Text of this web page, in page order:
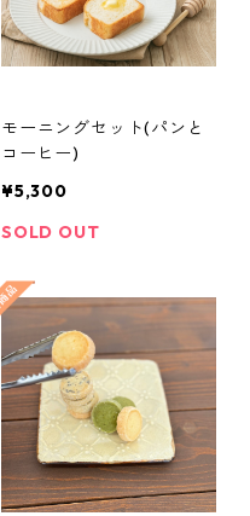
モーニングセット(パンと
コーヒー)
¥5,300
SOLD OUT